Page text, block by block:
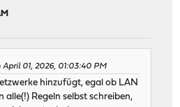
01, 2026, 01:03:40 PM
hinzufügt, egal ob LAN
alle(!) Regeln selbst schreiben,